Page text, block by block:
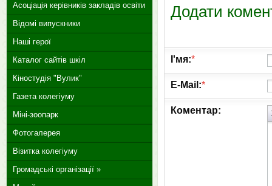
Додати
І'мя:*
E-Mail:*
Коментар:
Асоціація керівників закладів освіти
Відомі випускники
Наші герої
Каталог сайтів шкіл
Кіностудія "Вулик"
Газета колегіуму
Міні-зоопарк
Фотогалерея
Візитка колегіуму
Громадські організації »